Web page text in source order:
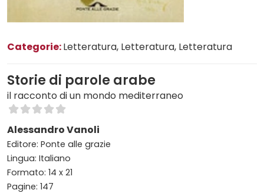
Categorie:Letteratura, Letteratura, Letteratura
Storie di parole arabe
il racconto di un mondo mediterraneo
Alessandro Vanoli
Editore: Ponte alle grazie
Lingua: Italiano
Formato: 14 x 21
Pagine: 147